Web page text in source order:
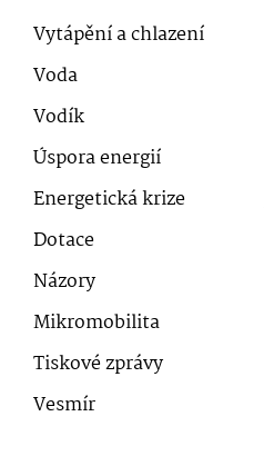
Vytápění a chlazení
Voda
Vodík
Úspora energií
Energetická krize
Dotace
Názory
Mikromobilita
Tiskové zprávy
Vesmír